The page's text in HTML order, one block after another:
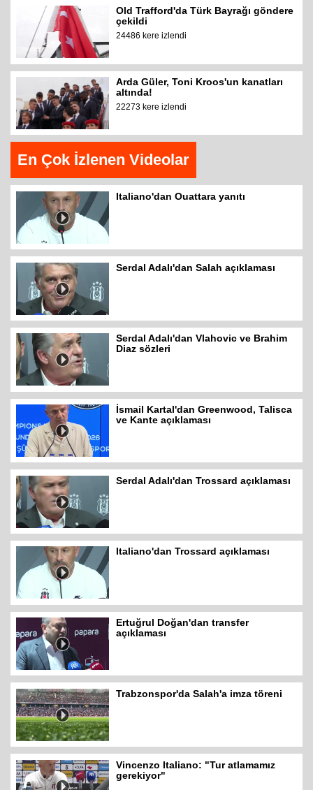
Old Trafford'da Türk Bayrağı göndere
çekildi
24486 kere izlendi
Arda Güler, Toni Kroos'un kanatları
altında!
22273 kere izlendi
En Çok İzlenen Videolar
Italiano'dan Ouattara yanıtı
Serdal Adalı'dan Salah açıklaması
Serdal Adalı'dan Vlahovic ve Brahim
Diaz sözleri
İsmail Kartal'dan Greenwood, Talisca
ve Kante açıklaması
Serdal Adalı'dan Trossard açıklaması
Italiano'dan Trossard açıklaması
Ertuğrul Doğan'dan transfer
açıklaması
Trabzonspor'da Salah'a imza töreni
Vincenzo Italiano: "Tur atlamamız
gerekiyor"